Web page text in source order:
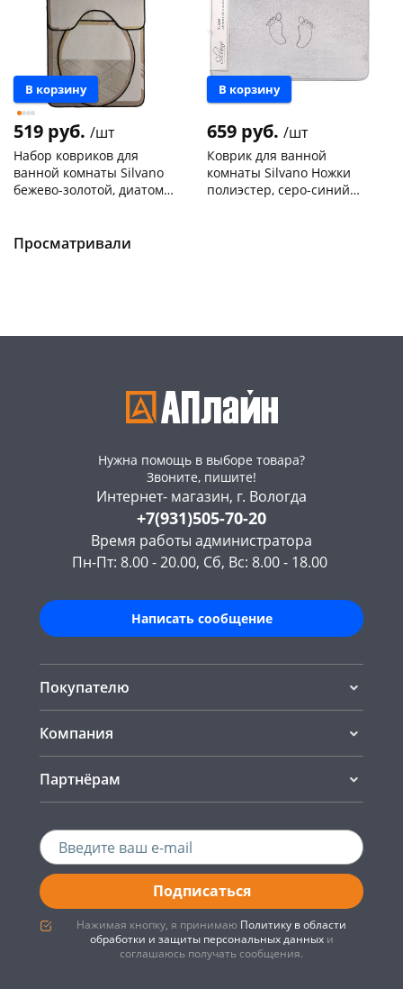
В корзину
519 руб. /шт
Набор ковриков для
ванной комнаты Silvano
бежево-золотой, диатомит
Код товара
В корзину
659 руб. /шт
Коврик для ванной
комнаты Silvano Ножки
полиэстер, серо-синий
Просматривали
Нужна помощь в выборе товара?
Звоните, пишите!
Интернет- магазин, г. Вологда
+7(931)505-70-20
Время работы администратора
Пн-Пт: 8.00 - 20.00, Сб, Вс: 8.00 - 18.00
Написать сообщение
Покупателю
Компания
Партнёрам
Подписаться
Нажимая кнопку, я принимаю Политику в области
обработки и защиты персональных данныхи
соглашаюсь получать сообщения.